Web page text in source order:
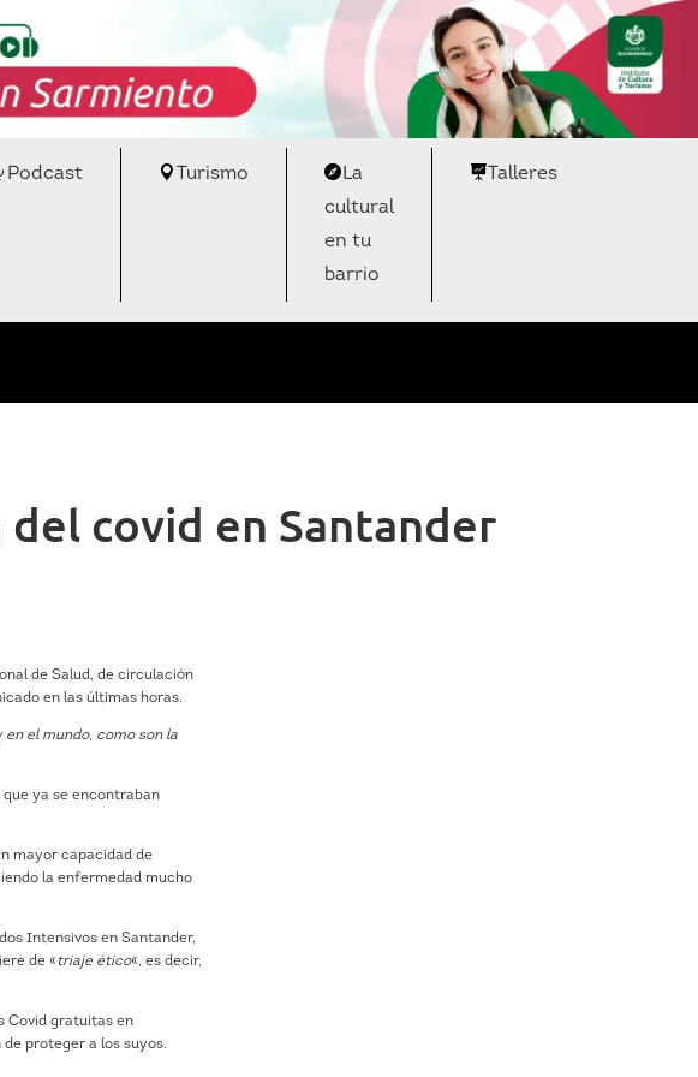
Podcast Turismo
La
cultural
en tu
barrio
Talleres
covid en Santander
de Salud, de circulación
en las últimas horas.
el mundo, como son la
ya se encontraban
mayor capacidad de
la enfermedad mucho
Intensivos en Santander,
de «triaje ético«, es decir,
Covid gratuitas en
proteger a los suyos.